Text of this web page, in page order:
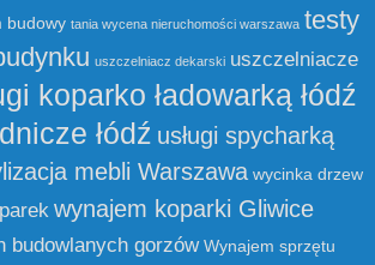
budowy tania wycena nieruchomości warszawa testy
uszczelniacz dekarski uszczelniacze
koparko ładowarką łódź
łódź usługi spycharką
mebli Warszawa wycinka drzew
wynajem koparki Gliwice
budowlanych gorzów Wynajem sprzętu